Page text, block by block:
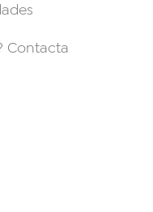
Contacta